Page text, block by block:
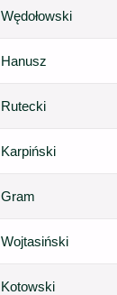
Wędołowski
Hanusz
Rutecki
Karpiński
Gram
Wojtasiński
Kotowski